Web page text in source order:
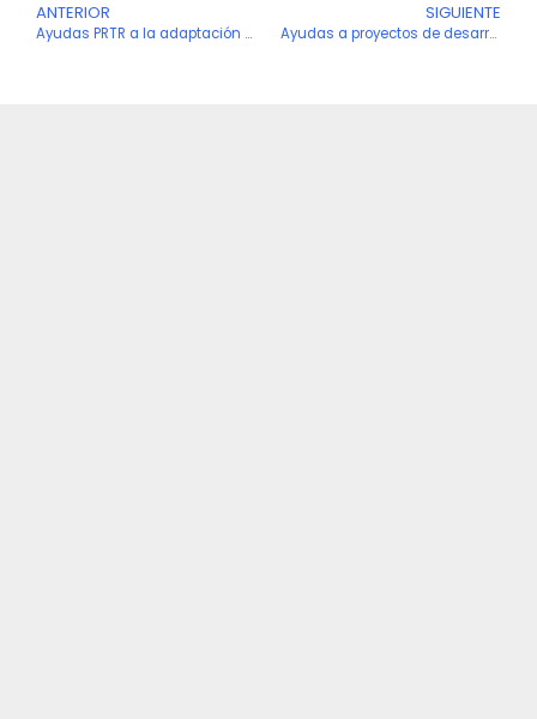
Ant
ANTERIOR
Ayudas PRTR a la adaptación e incorporación de participantes a los espacios de datos (Kit Espacios de datos)
SIGUIENTE
Ayudas a proyectos de desarrollo experimental que impulsen la adopción de la inteligencia artificial en el ámbito de la salud